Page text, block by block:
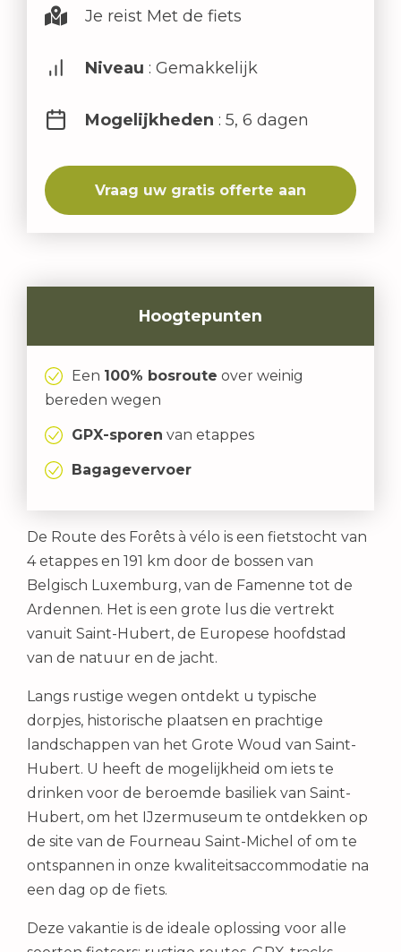
De Route des Forêts à vélo is een fietstocht van
4 etappes en 191 km door de bossen van
Belgisch Luxemburg, van de Famenne tot de
Ardennen. Het is een grote lus die vertrekt
vanuit Saint-Hubert, de Europese hoofdstad
van de natuur en de jacht.
Langs rustige wegen ontdekt u typische
dorpjes, historische plaatsen en prachtige
landschappen van het Grote Woud van Saint-
Hubert. U heeft de mogelijkheid om iets te
drinken voor de beroemde basiliek van Saint-
Hubert, om het IJzermuseum te ontdekken op
de site van de Fourneau Saint-Michel of om te
ontspannen in onze kwaliteitsaccommodatie na
een dag op de fiets.
Deze vakantie is de ideale oplossing voor alle
Je reist Met de fiets
Niveau : Gemakkelijk
Mogelijkheden : 5, 6 dagen
Vraag uw gratis offerte aan
Hoogtepunten
Een 100% bosroute over weinig
bereden wegen
GPX-sporen van etappes
Bagagevervoer